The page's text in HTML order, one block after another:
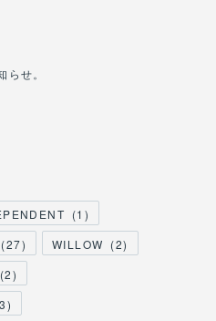
せ。
(1 )
(27) WILLOW (2)
(2)
3)